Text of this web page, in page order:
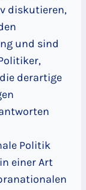
diskutieren,
und sind
derartige
Politik
einer Art